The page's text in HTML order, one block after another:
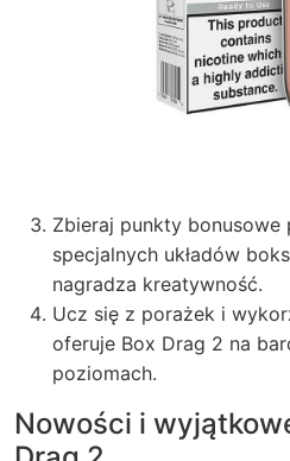
Zbieraj punkty
specjalnych układów
nagradza kreatywność.
Ucz się z porażek i
oferuje Box Drag 2 na
poziomach.
Nowości i